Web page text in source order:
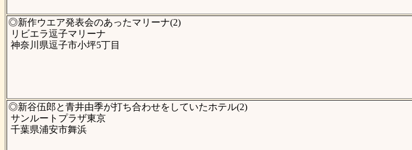
◎新作ウエア発表会のあったマリーナ(2)
リビエラ逗子マリーナ
神奈川県逗子市小坪5丁目
◎新谷伍郎と青井由季が打ち合わせをしていたホテル(2)
サンルートプラザ東京
千葉県浦安市舞浜